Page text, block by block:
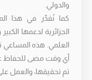
والدولي.
كما نُقدِّر في هذا
الجزائرية لدعمها
العلمي. هذه
أي وقت مضى للحفاظ
تم تحقيقها، والعمل